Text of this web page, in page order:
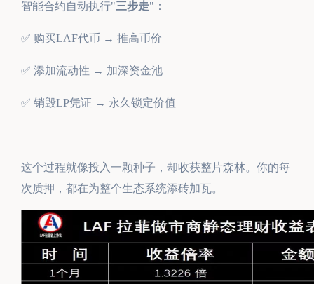
智能合约自动执行"三步走"：
✅ 购买LAF代币 → 推高币价
✅ 添加流动性 → 加深资金池
✅ 销毁LP凭证 → 永久锁定价值
这个过程就像投入一颗种子，却收获整片森林。你的每
次质押，都在为整个生态系统添砖加瓦。